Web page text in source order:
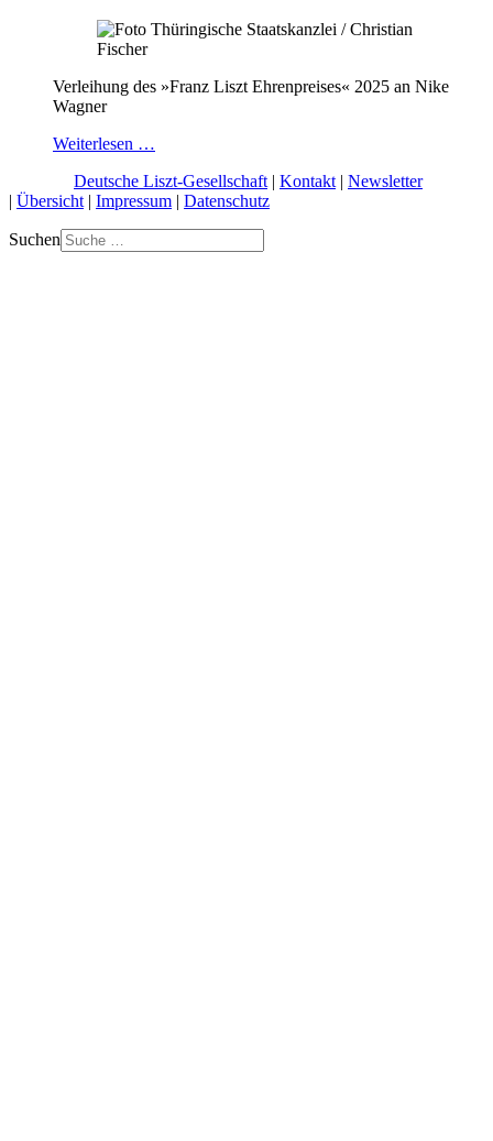
Verleihung des »Franz Liszt Ehrenpreises« 2025 an Nike
Wagner
Weiterlesen …
Deutsche Liszt-Gesellschaft | Kontakt | Newsletter
| Übersicht | Impressum | Datenschutz
Suchen